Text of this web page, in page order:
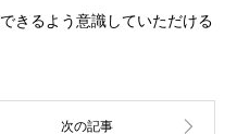
きるよう意識していただける